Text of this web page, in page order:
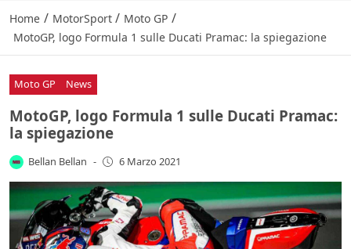
Home / MotorSport / Moto GP /
MotoGP, logo Formula 1 sulle Ducati Pramac: la spiegazione
Moto GP News
MotoGP, logo Formula 1 sulle Ducati Pramac:
la spiegazione
Bellan Bellan - 6 Marzo 2021